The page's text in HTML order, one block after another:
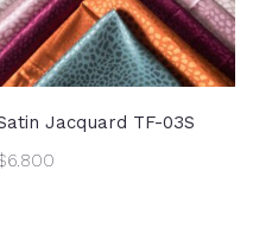
Jacquard TF-03S
6.800